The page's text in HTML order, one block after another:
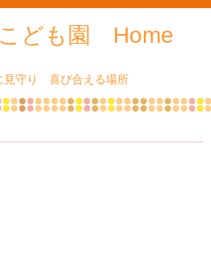
ども園 Home
守り 喜び合える場所